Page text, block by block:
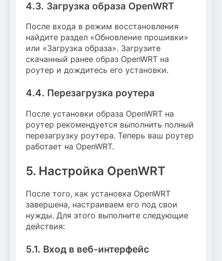
4.3. Загрузка образа OpenWRT
После входа в режим восстановления
найдите раздел «Обновление прошивки»
или «Загрузка образа». Загрузите
скачанный ранее образ OpenWRT на
роутер и дождитесь его установки.
4.4. Перезагрузка роутера
После установки образа OpenWRT на
роутер рекомендуется выполнить полный
перезагрузку роутера. Теперь ваш роутер
работает на OpenWRT.
5. Настройка OpenWRT
После того, как установка OpenWRT
завершена, настраиваем его под свои
нужды. Для этого выполните следующие
действия:
5.1. Вход в веб-интерфейс